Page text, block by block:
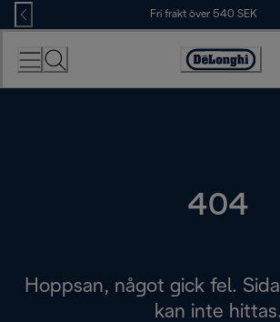
Skip
to
Content
Fri frakt över 540 SEK
Accessibility
Statement
404
Hoppsan, något gick fel.
kan inte